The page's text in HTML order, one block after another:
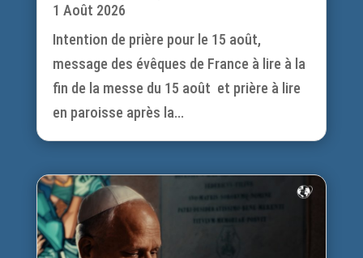
1 Août 2026
Intention de prière pour le 15 août,
message des évêques de France à lire à la
fin de la messe du 15 août et prière à lire
en paroisse après la...